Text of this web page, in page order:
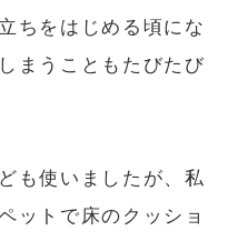
ちをはじめる頃にな
まうこともたびたび
も使いましたが、私
ットで床のクッショ